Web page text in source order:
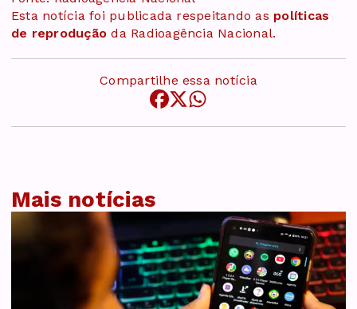
Esta notícia foi publicada respeitando as políticas
de reprodução da Radioagência Nacional.
Compartilhe essa notícia
Mais notícias